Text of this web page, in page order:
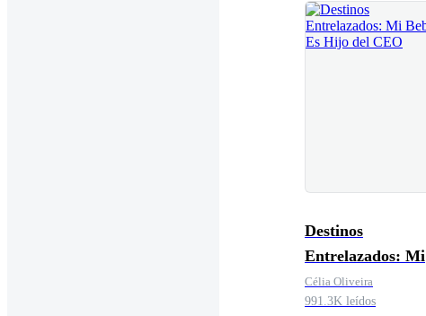
Destinos
Entrelazados: Mi
Bebé Es Hijo del
CEO
Célia Oliveira
991.3K leídos